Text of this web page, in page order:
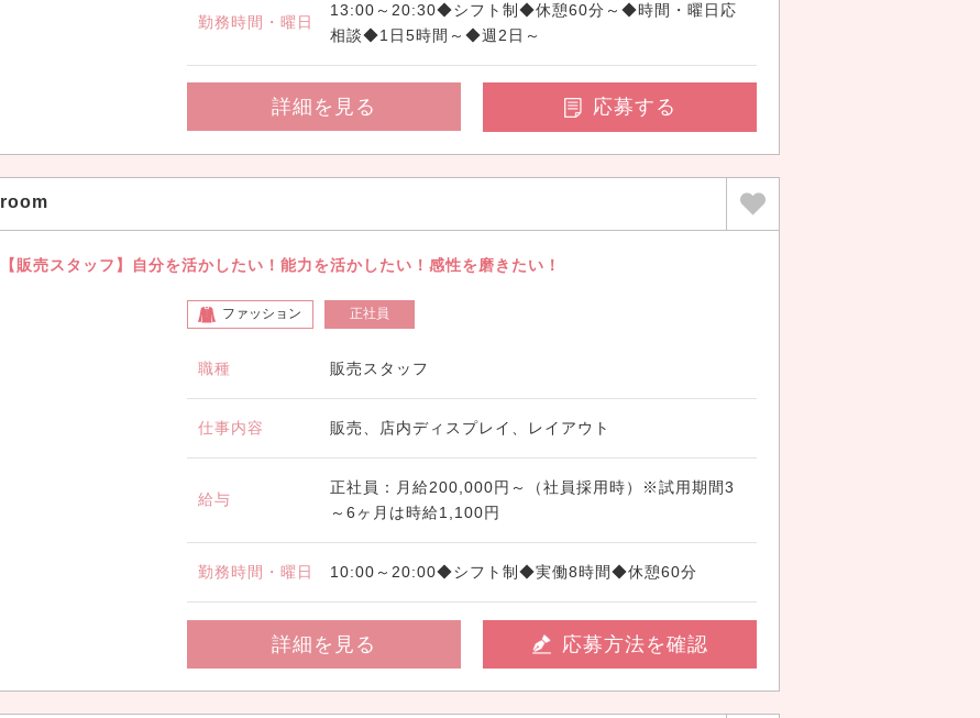
勤務時間・曜日
13:00～20:30◆シフト制◆休憩60分～◆時間・曜日応
相談◆1日5時間～◆週2日～
詳細を見る 応募する
room
【販売スタッフ】自分を活かしたい！能力を活かしたい！感性を磨きたい！
ファッション 正社員
職種 販売スタッフ
仕事内容 販売、店内ディスプレイ、レイアウト
給与
正社員：月給200,000円～（社員採用時）※試用期間3
～6ヶ月は時給1,100円
勤務時間・曜日 10:00～20:00◆シフト制◆実働8時間◆休憩60分
詳細を見る 応募方法を確認